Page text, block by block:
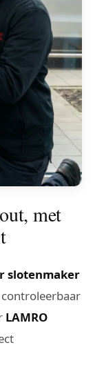
met
slotenmaker
LAMRO